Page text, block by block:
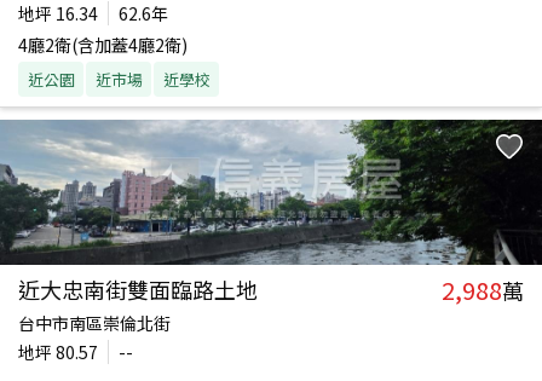
地坪 16.34
62.6年
4廳2衛(含加蓋4廳2衛)
近公園 近市場 近學校
近大忠南街雙面臨路土地 2,988萬
台中市南區崇倫北街
地坪 80.57
--